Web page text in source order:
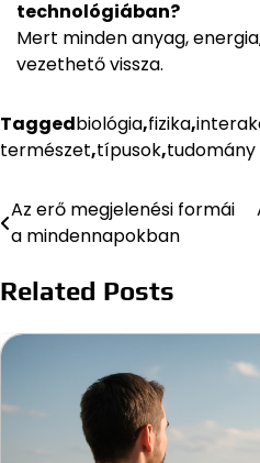
technológiában?
Mert minden anyag,
vezethető vissza.
Taggedbiológia,fizika,
természet,típusok,tudomány
Bejegyzés
navigáció
Az erő megjelenési formái
a mindennapokban
Related Posts